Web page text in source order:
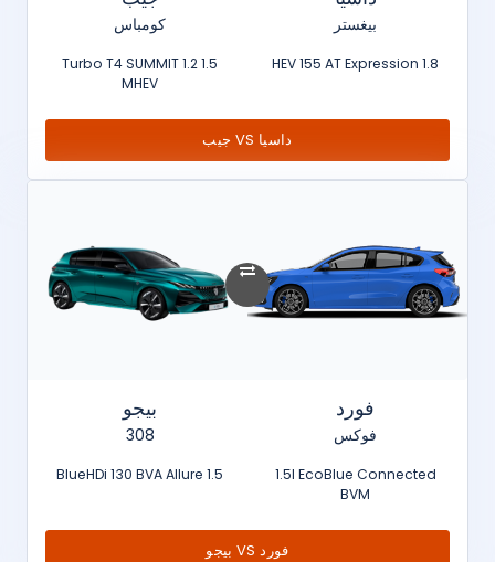
بيغستر
1.8 HEV 155 AT Expression
كومباس
1.5 Turbo T4 SUMMIT 1.2
MHEV
داسيا VS جيب
فورد
فوكس
1.5l EcoBlue Connected
BVM
بيجو
308
1.5 BlueHDi 130 BVA Allure
فورد VS بيجو